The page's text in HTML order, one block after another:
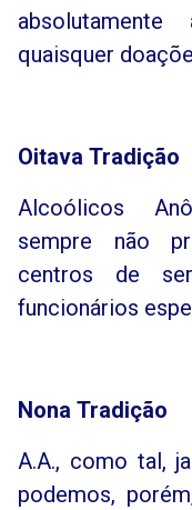
absolutamente
quaisquer
Oitava Tradição
Alcoólicos
sempre não
centros de
funcionários
Nona Tradição
A.A., como tal,
podemos,